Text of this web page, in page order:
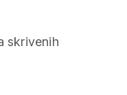
skrivenih